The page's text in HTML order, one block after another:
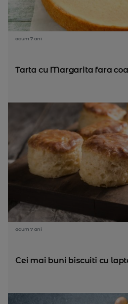
acum 7 ani
Tarta cu Margarita fara
acum 7 ani
Cei mai buni biscuiti cu